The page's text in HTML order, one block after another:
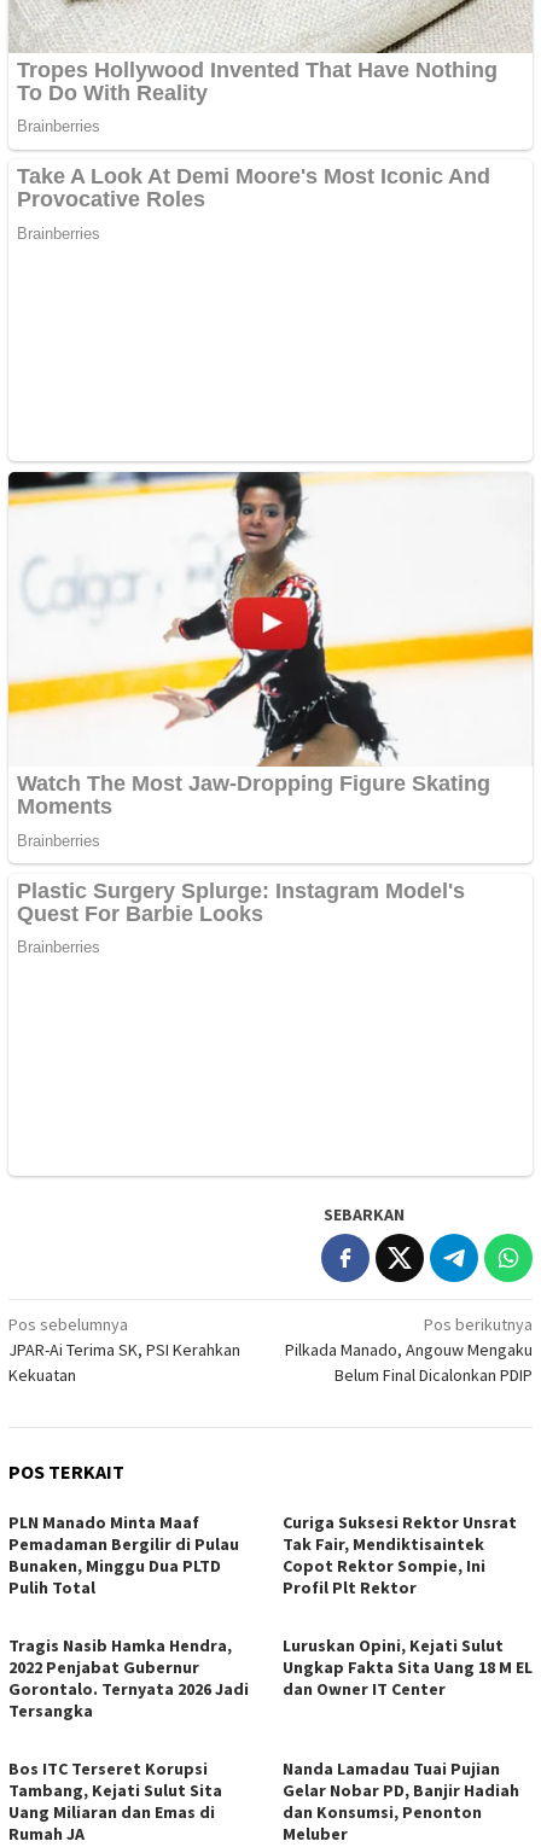
SEBARKAN
Navigasi
pos
Pos sebelumnya
JPAR-Ai Terima SK, PSI Kerahkan
Kekuatan
Pos berikutnya
Pilkada Manado, Angouw Mengaku
Belum Final Dicalonkan PDIP
POS TERKAIT
PLN Manado Minta Maaf
Pemadaman Bergilir di Pulau
Bunaken, Minggu Dua PLTD
Pulih Total
Curiga Suksesi Rektor Unsrat
Tak Fair, Mendiktisaintek
Copot Rektor Sompie, Ini
Profil Plt Rektor
Tragis Nasib Hamka Hendra,
2022 Penjabat Gubernur
Gorontalo. Ternyata 2026 Jadi
Tersangka
Luruskan Opini, Kejati Sulut
Ungkap Fakta Sita Uang 18 M EL
dan Owner IT Center
Bos ITC Terseret Korupsi
Tambang, Kejati Sulut Sita
Uang Miliaran dan Emas di
Rumah JA
Nanda Lamadau Tuai Pujian
Gelar Nobar PD, Banjir Hadiah
dan Konsumsi, Penonton
Meluber